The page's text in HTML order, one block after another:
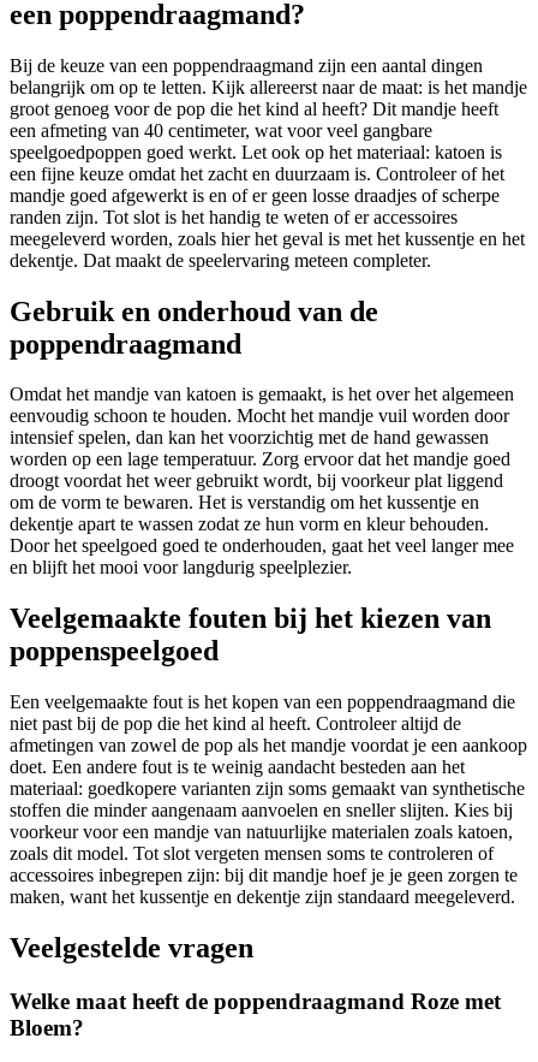
een poppendraagmand?
Bij de keuze van een poppendraagmand zijn een aantal dingen
belangrijk om op te letten. Kijk allereerst naar de maat: is het mandje
groot genoeg voor de pop die het kind al heeft? Dit mandje heeft
een afmeting van 40 centimeter, wat voor veel gangbare
speelgoedpoppen goed werkt. Let ook op het materiaal: katoen is
een fijne keuze omdat het zacht en duurzaam is. Controleer of het
mandje goed afgewerkt is en of er geen losse draadjes of scherpe
randen zijn. Tot slot is het handig te weten of er accessoires
meegeleverd worden, zoals hier het geval is met het kussentje en het
dekentje. Dat maakt de speelervaring meteen completer.
Gebruik en onderhoud van de
poppendraagmand
Omdat het mandje van katoen is gemaakt, is het over het algemeen
eenvoudig schoon te houden. Mocht het mandje vuil worden door
intensief spelen, dan kan het voorzichtig met de hand gewassen
worden op een lage temperatuur. Zorg ervoor dat het mandje goed
droogt voordat het weer gebruikt wordt, bij voorkeur plat liggend
om de vorm te bewaren. Het is verstandig om het kussentje en
dekentje apart te wassen zodat ze hun vorm en kleur behouden.
Door het speelgoed goed te onderhouden, gaat het veel langer mee
en blijft het mooi voor langdurig speelplezier.
Veelgemaakte fouten bij het kiezen van
poppenspeelgoed
Een veelgemaakte fout is het kopen van een poppendraagmand die
niet past bij de pop die het kind al heeft. Controleer altijd de
afmetingen van zowel de pop als het mandje voordat je een aankoop
doet. Een andere fout is te weinig aandacht besteden aan het
materiaal: goedkopere varianten zijn soms gemaakt van synthetische
stoffen die minder aangenaam aanvoelen en sneller slijten. Kies bij
voorkeur voor een mandje van natuurlijke materialen zoals katoen,
zoals dit model. Tot slot vergeten mensen soms te controleren of
accessoires inbegrepen zijn: bij dit mandje hoef je je geen zorgen te
maken, want het kussentje en dekentje zijn standaard meegeleverd.
Veelgestelde vragen
Welke maat heeft de poppendraagmand Roze met
Bloem?